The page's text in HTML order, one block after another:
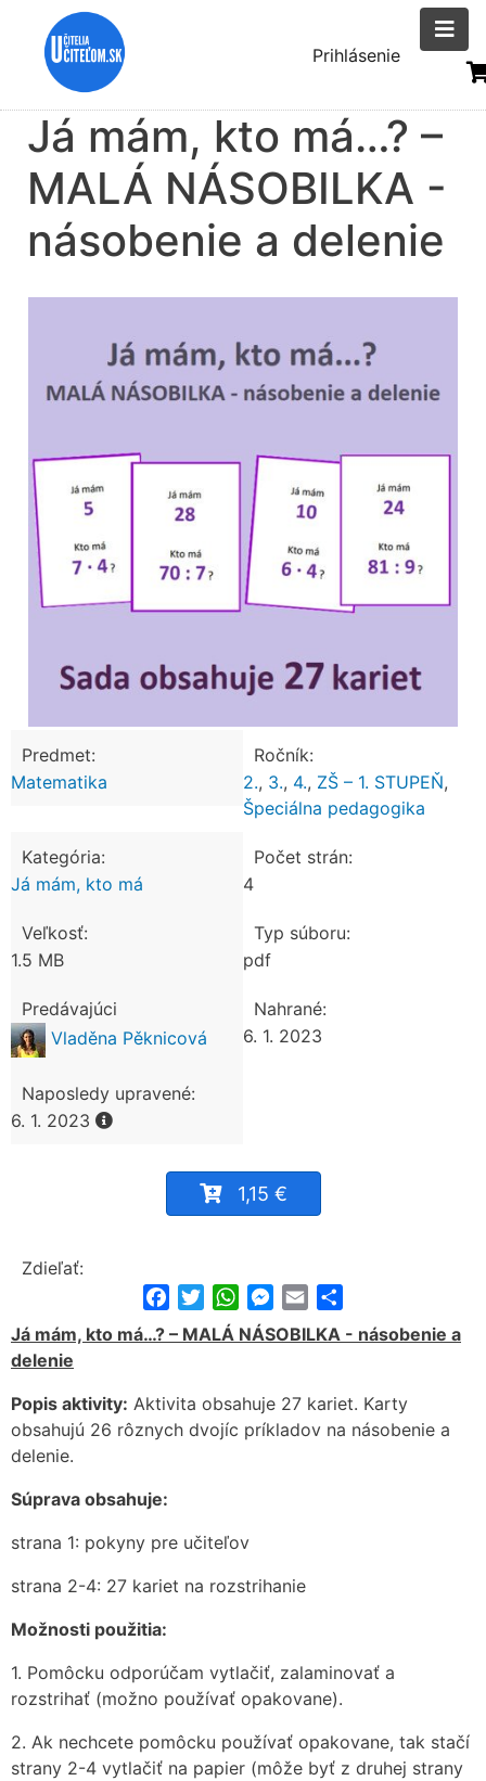
Menu
účtu
Prihlásenie
Já mám, kto má…? –
MALÁ NÁSOBILKA -
násobenie a delenie
Predmet:
Matematika
Ročník:
2., 3., 4., ZŠ – 1. STUPEŇ,
Špeciálna pedagogika
Kategória:
Já mám, kto má
Počet strán:
4
Veľkosť:
1.5 MB
Typ súboru:
pdf
Predávajúci
Vladěna Pěknicová
Nahrané:
6. 1. 2023
Naposledy upravené:
6. 1. 2023
1,15 €
Zdieľať:
FacebookTwitterWhatsApp
Messenger
Email
Já mám, kto má…? – MALÁ NÁSOBILKA - násobenie a
delenie
Popis aktivity: Aktivita obsahuje 27 kariet. Karty
obsahujú 26 rôznych dvojíc príkladov na násobenie a
delenie.
Súprava obsahuje:
strana 1: pokyny pre učiteľov
strana 2-4: 27 kariet na rozstrihanie
Možnosti použitia:
1. Pomôcku odporúčam vytlačiť, zalaminovať a
rozstrihať (možno používať opakovane).
2. Ak nechcete pomôcku používať opakovane, tak stačí
strany 2-4 vytlačiť na papier (môže byť z druhej strany